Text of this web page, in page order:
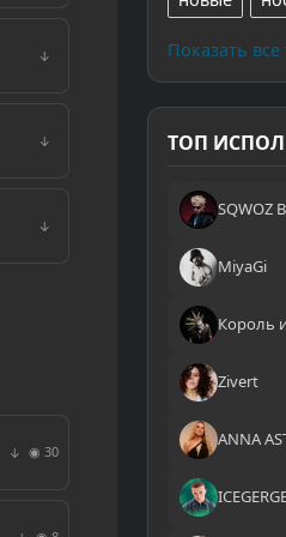
Показать все
ТОП
SQWOZ
MiyaGi
Король
Zivert
ANNA
↓
↓
↓
↓ ◉ 30